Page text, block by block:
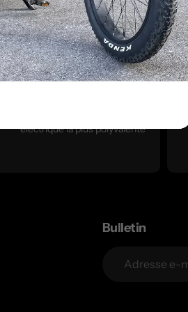
IAQUA X-Jet Xtreme
Le tout nouveau iAQUA X-
Jet™ Xtreme...
Le plus rapide, le plus
électrique la plus polyvalente
Bulletin